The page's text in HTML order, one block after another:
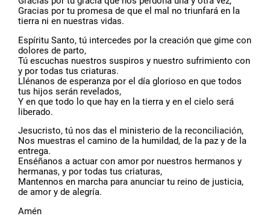
Gracias por tu promesa de que el mal no triunfará en la
tierra ni en nuestras vidas.
Espíritu Santo, tú intercedes por la creación que gime con
dolores de parto,
Tú escuchas nuestros suspiros y nuestro sufrimiento con
y por todas tus criaturas.
Llénanos de esperanza por el día glorioso en que todos
tus hijos serán revelados,
Y en que todo lo que hay en la tierra y en el cielo será
liberado.
Jesucristo, tú nos das el ministerio de la reconciliación,
Nos muestras el camino de la humildad, de la paz y de la
entrega.
Enséñanos a actuar con amor por nuestros hermanos y
hermanas, y por todas tus criaturas,
Mantennos en marcha para anunciar tu reino de justicia,
de amor y de alegría.
Amén